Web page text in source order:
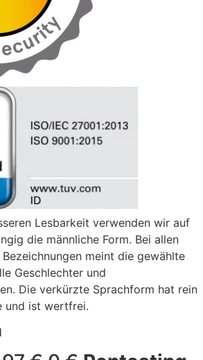
Lesbarkeit verwenden wir auf
die männliche Form. Bei allen
meint die gewählte
Geschlechter und
Die verkürzte Sprachform hat rein
und ist wertfrei.